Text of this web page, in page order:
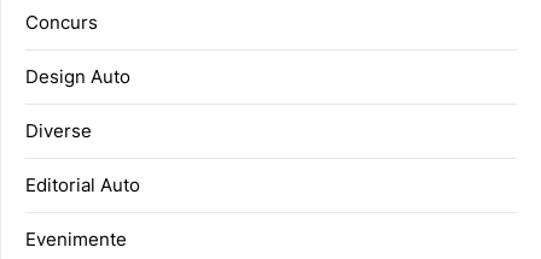
Concurs
Design Auto
Diverse
Editorial Auto
Evenimente